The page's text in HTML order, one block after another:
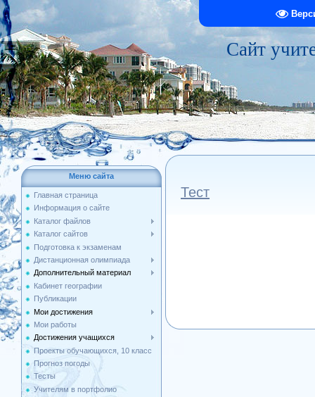
Сайт
Меню сайта
Главная страница
Информация о сайте
Каталог файлов
Каталог сайтов
Подготовка к экзаменам
Дистанционная олимпиада
Дополнительный материал
Кабинет географии
Публикации
Мои достижения
Мои работы
Достижения учащихся
Проекты обучающихся, 10 класс
Прогноз погоды
Тесты
Учителям в портфолио
Тест